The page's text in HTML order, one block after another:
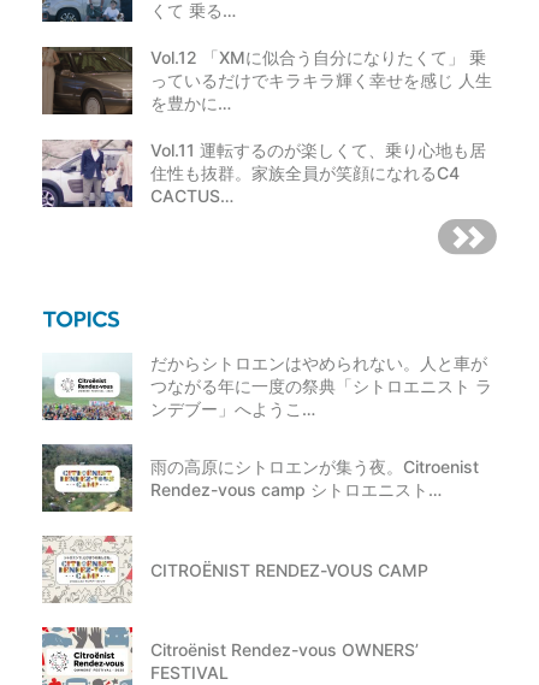
くて 乗る…
Vol.12 「XMに似合う自分になりたくて」 乗
っているだけでキラキラ輝く幸せを感じ 人生
を豊かに…
Vol.11 運転するのが楽しくて、乗り心地も居
住性も抜群。家族全員が笑顔になれるC4
CACTUS…
だからシトロエンはやめられない。人と車が
つながる年に一度の祭典「シトロエニスト ラ
ンデブー」へようこ…
雨の高原にシトロエンが集う夜。Citroenist
Rendez-vous camp シトロエニスト…
CITROËNIST RENDEZ-VOUS CAMP
Citroënist Rendez-vous OWNERS’
FESTIVAL